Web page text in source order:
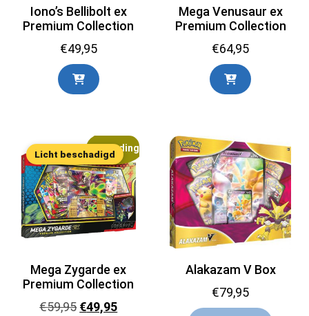
Iono’s Bellibolt ex
Premium Collection
€49,95
Mega Venusaur ex
Premium Collection
€64,95
Aanbieding!
Licht beschadigd
Mega Zygarde ex
Premium Collection
€59,95 Oorspronkelijke
€49,95Huidige
Alakazam V Box
€79,95